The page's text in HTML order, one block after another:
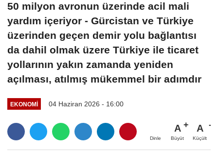
50 milyon avronun üzerinde acil mali
yardım içeriyor - Gürcistan ve Türkiye
üzerinden geçen demir yolu bağlantısı
da dahil olmak üzere Türkiye ile ticaret
yollarının yakın zamanda yeniden
açılması, atılmış mükemmel bir adımdır
EKONOMI 04 Haziran 2026 - 16:00
Dinle
A
Büyüt
A
Küçült